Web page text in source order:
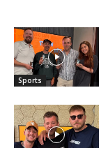
Sports